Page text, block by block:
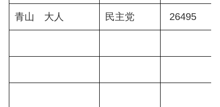
青山 大人 民主党 26495